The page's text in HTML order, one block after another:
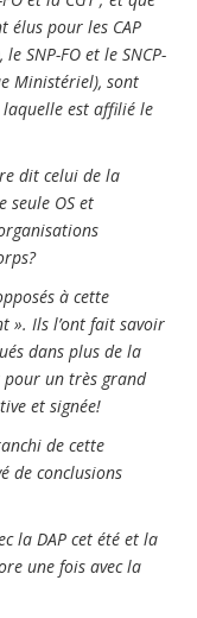
élus pour les CAP
SNP-FO et le SNCP-
Ministériel), sont
laquelle est affilié le
dit celui de la
seule OS et
à cette
». Ils l’ont fait savoir
dans plus de la
pour un très grand
et signée!
de cette
de conclusions
la DAP cet été et la
une fois avec la